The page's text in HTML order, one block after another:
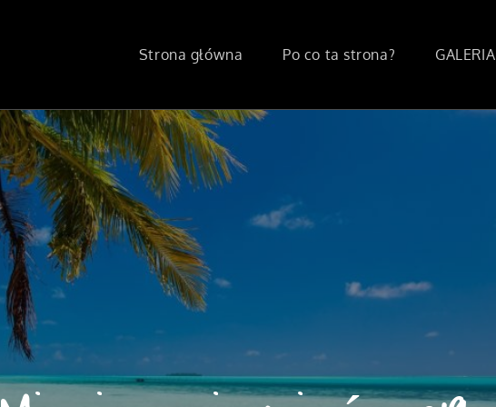
Strona główna Po co ta strona? GALERIA